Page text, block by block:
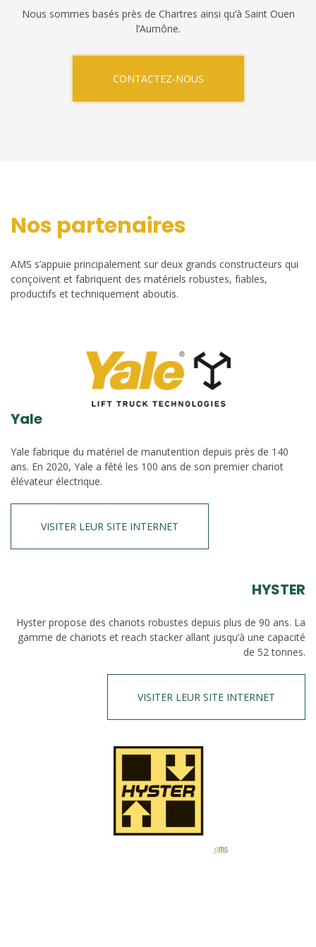
Nous sommes basés près de Chartres ainsi qu’à Saint Ouen
l’Aumône.
CONTACTEZ-NOUS
Nos partenaires
AMS s’appuie principalement sur deux grands constructeurs qui
conçoivent et fabriquent des matériels robustes, fiables,
productifs et techniquement aboutis.
Yale
Yale fabrique du matériel de manutention depuis près de 140
ans. En 2020, Yale a fêté les 100 ans de son premier chariot
élévateur électrique.
VISITER LEUR SITE INTERNET
HYSTER
Hyster propose des chariots robustes depuis plus de 90 ans. La
gamme de chariots et reach stacker allant jusqu’à une capacité
de 52 tonnes.
VISITER LEUR SITE INTERNET